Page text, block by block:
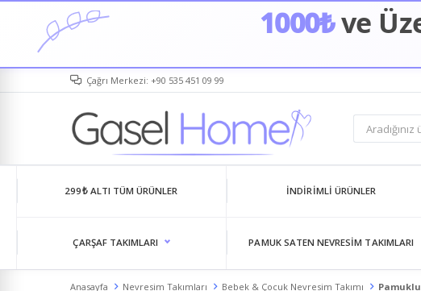
1000₺ve
Çağrı Merkezi: +90 535 451 09 99
299₺ ALTI TÜM ÜRÜNLER İNDIRIMLI ÜRÜNLER
ÇARŞAF TAKIMLARI PAMUK SATEN NEVRESIM TAKIMLARI
Anasayfa Nevresim Takımları Bebek & Çocuk Nevresim Takımı